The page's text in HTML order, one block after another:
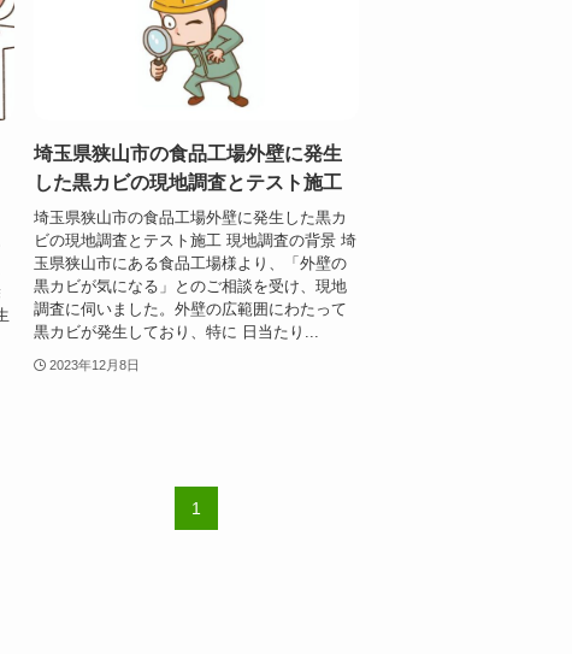
埼玉県狭山市の食品工場外壁に発生
した黒カビの現地調査とテスト施工
埼玉県狭山市の食品工場外壁に発生した黒カ
ビの現地調査とテスト施工 現地調査の背景 埼
玉県狭山市にある食品工場様より、「外壁の
黒カビが気になる」とのご相談を受け、現地
調査に伺いました。外壁の広範囲にわたって
黒カビが発生しており、特に 日当たり...
2023年12月8日
1